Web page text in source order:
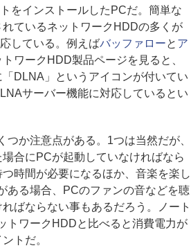
をインストールしたPCだ。簡単な
ているネットワークHDDの多くが
している。例えばバッファローと ア
ワークHDD製品ページを見ると、
DLNA」というアイコンが付いてい
サーバー機能に対応しているとい
か注意点がある。1つは当然だが、
合にPCが起動していなければなら
時間が必要になるほか、音楽を楽し
ある場合、PCのファンの音などを聴
ばならない事もあるだろう。ノート
トワークHDDと比べると消費電力が
トだ。